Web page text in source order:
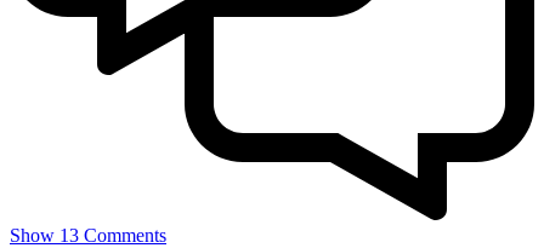
Show 13 Comments